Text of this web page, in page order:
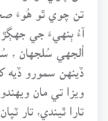
تن چوي ٿو هُوءَ
آءُ ٻنهيءَ جي
اُلجهي سُلجهان ،
ڏينهن سمورو ڏيه
ويزا تي مان ويهندو
تارا ٿيندي، تار